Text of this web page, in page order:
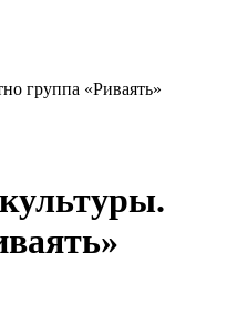
группа «Риваять»